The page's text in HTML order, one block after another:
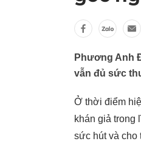
Phương Anh
vẫn đủ sức
Ở thời điểm
khán giả trong
sức hút và cho